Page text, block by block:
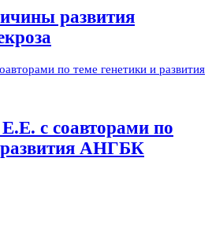
развития
с соавторами по
развития АНГБК